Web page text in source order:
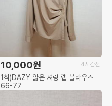
4시간전
10,000원
1착)DAZY 얇은 셔링 랩 블라우스
66-77